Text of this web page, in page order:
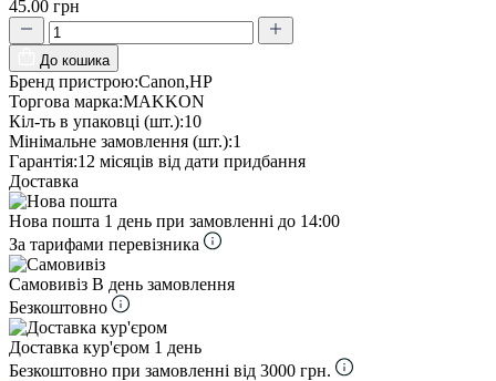
45.00 грн
До кошика
Бренд пристрою:Canon,HP
Торгова марка:MAKKON
Кіл-ть в упаковці (шт.):10
Мінімальне замовлення (шт.):1
Гарантія:12 місяців від дати придбання
Доставка
Нова пошта 1 день при замовленні до 14:00
За тарифами перевізника
Самовивіз В день замовлення
Безкоштовно
Доставка кур'єром 1 день
Безкоштовно при замовленні від 3000 грн.